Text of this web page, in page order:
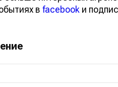
в facebook и